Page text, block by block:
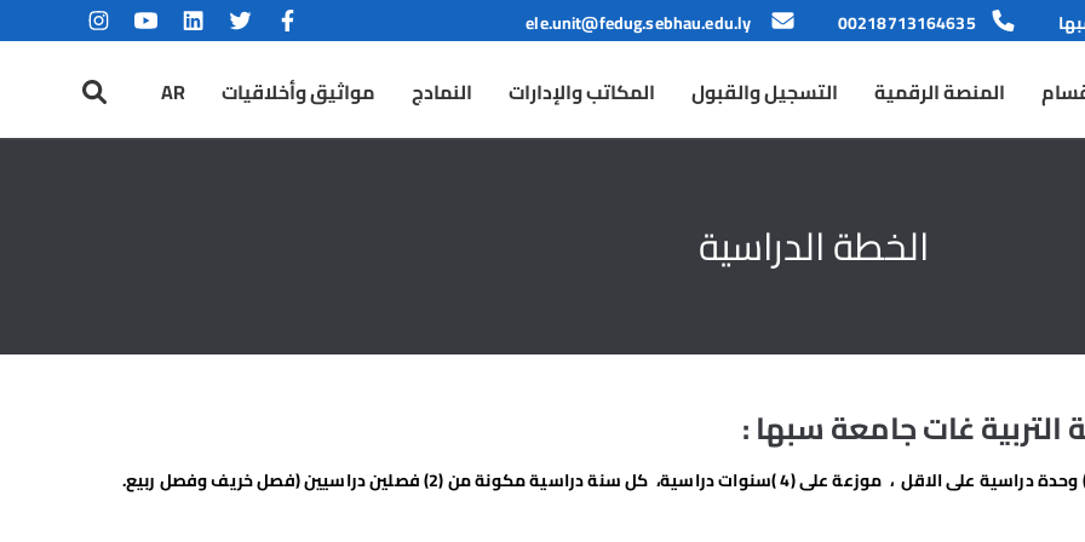
00218713164635
ele.unit@fedug.sebhau.edu.ly
المنصة الرقمية التسجيل والقبول المكاتب والإدارات النمادج مواثيق وأخلاقيات AR
الخطة الدراسية
غات جامعة سبها :
يتطلب الحصول على درجة البكالوريوس إنهاء الطالب لعدد (146) وحدة دراسية على الاقل ، موزعة على (4 )سنوات دراسية، كل سنة دراسية مكونة من (2) فصلين دراسيين (فصل خريف وفصل ربيع.